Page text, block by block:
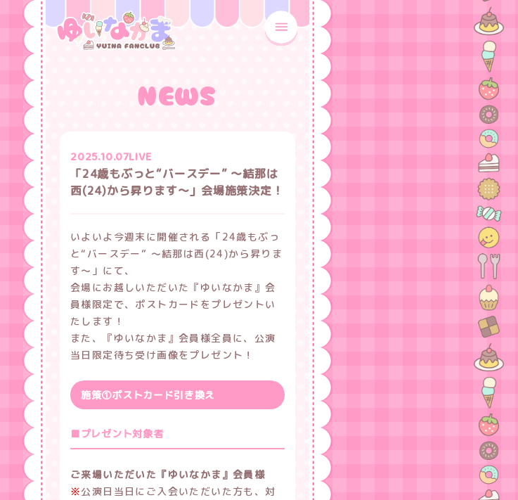
MENU OPEN
NEWS
2025.10.07LIVE
「24歳もぶっと“バースデー” 〜結那は
西(24)から昇ります〜」会場施策決定！
いよいよ今週末に開催される「24歳もぶっ
と“バースデー” 〜結那は西(24)から昇りま
す〜」にて、
会場にお越しいただいた『ゆいなかま』会
員様限定で、ポストカードをプレゼントい
たします！
また、『ゆいなかま』会員様全員に、公演
当日限定待ち受け画像をプレゼント！
施策①ポストカード引き換え
■プレゼント対象者
ご来場いただいた『ゆいなかま』会員様
※公演日当日にご入会いただいた方も、対